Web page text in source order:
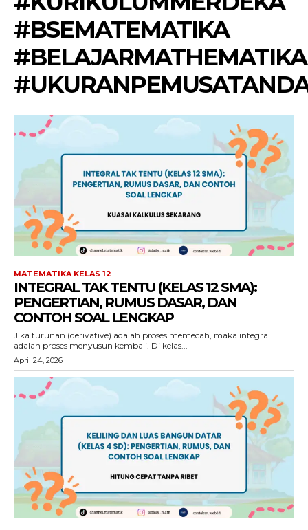
#BSEMATEMATIKA
#BELAJARMATHEMATIKA
MATEMATIKA KELAS 12
INTEGRAL TAK TENTU (KELAS 12 SMA):
PENGERTIAN, RUMUS DASAR, DAN
CONTOH SOAL LENGKAP
Jika turunan (derivative) adalah proses memecah, maka integral
adalah proses menyusun kembali. Di kelas...
April 24, 2026